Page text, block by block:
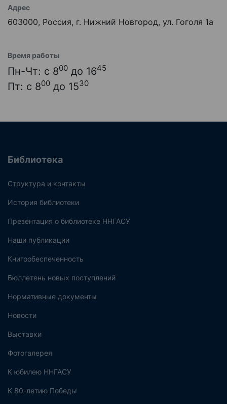
Адрес
603000, Россия, г. Нижний Новгород, ул. Гоголя 1а
Время работы
Пн-Чт: с 800 до 1645
Пт: с 800 до 1530
Библиотека
Структура и контакты
История библиотеки
Презентация о библиотеке ННГАСУ
Наши публикации
Книгообеспеченность
Бюллетень новых поступлений
Нормативные документы
Новости
Выставки
Фотогалерея
К юбилею ННГАСУ
К 80-летию Победы